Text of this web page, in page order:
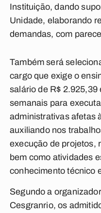
Instituição, dando
Unidade, elaborando
demandas, com
Também será
cargo que exige o
salário de R$ 2.925,39
semanais para
administrativas afetas
auxiliando nos
execução de projetos,
bem como atividades
conhecimento técnico
Segundo a
Cesgranrio, os